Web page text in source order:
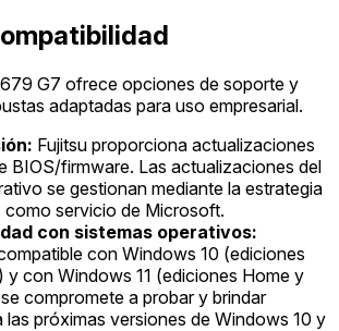
679 G7 ofrece opciones de soporte y
adaptadas para uso empresarial.
Fujitsu proporciona actualizaciones
BIOS/firmware. Las actualizaciones del
se gestionan mediante la estrategia
servicio de Microsoft.
con sistemas operativos:
con Windows 10 (ediciones
y con Windows 11 (ediciones Home y
compromete a probar y brindar
las próximas versiones de Windows 10 y